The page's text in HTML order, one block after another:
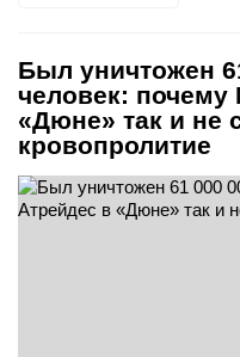
Был уничтожен
человек: почему
«Дюне» так и не
кровопролитие